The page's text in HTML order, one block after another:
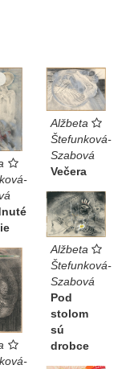
Alžbeta
Štefunková-
Szabová
Večera
Alžbeta
Štefunková-
Szabová
Pod
stolom
sú
drobce